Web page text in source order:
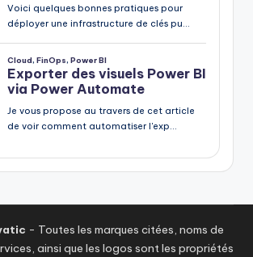
- Toutes les marques citées, noms de
ainsi que les logos sont les propriétés